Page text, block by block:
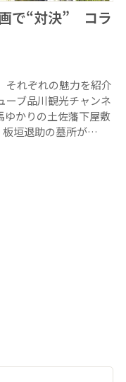
で“対決” コラ
れぞれの魅力を紹介
ーブ品川観光チャンネ
かりの土佐藩下屋敷
板垣退助の墓所が…